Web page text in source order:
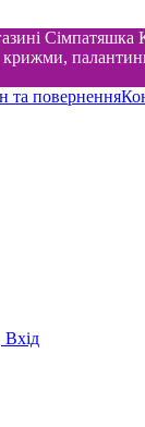
та повернення
Вхід